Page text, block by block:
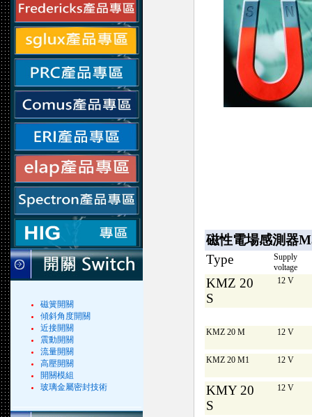
磁簧開關
傾斜角度開關
近接開關
震動開關
流量開關
高壓開關
開關模組
玻璃金屬密封技術
磁性電場感測器
Type
Supply
voltage
KMZ 20
S
12 V
KMZ 20 M 12 V
KMZ 20 M1 12 V
KMY 20
S
12 V